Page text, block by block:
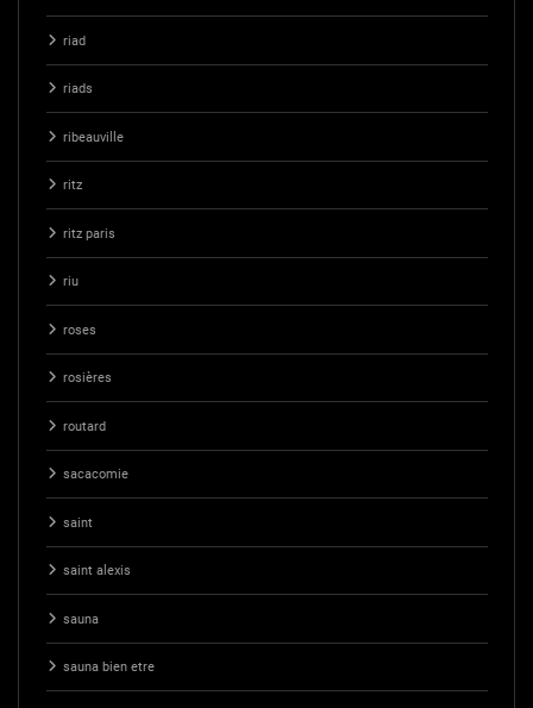
riad
riads
ribeauville
ritz
ritz paris
riu
roses
rosières
routard
sacacomie
saint
saint alexis
sauna
sauna bien etre